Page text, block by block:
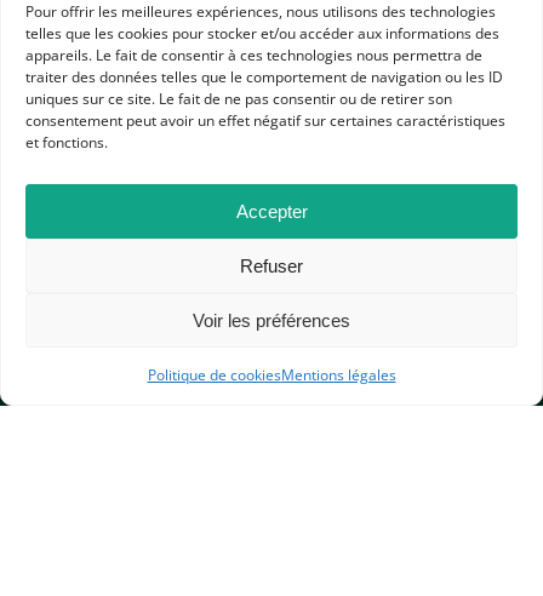
Pour offrir les meilleures expériences, nous utilisons des technologies
telles que les cookies pour stocker et/ou accéder aux informations des
appareils. Le fait de consentir à ces technologies nous permettra de
traiter des données telles que le comportement de navigation ou les ID
uniques sur ce site. Le fait de ne pas consentir ou de retirer son
consentement peut avoir un effet négatif sur certaines caractéristiques
et fonctions.
Accepter
Refuser
Voir les préférences
Politique de cookiesMentions légales
Dans les catégories
ACTUALITÉS
CONFÉRENCES, TABLES RONDES L'APHG VOUS SIGNALE
APHG
Association des professeurs d'histoire et géographie